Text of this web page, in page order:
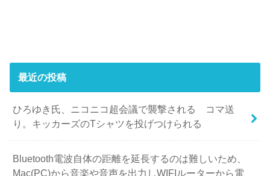
最近の投稿
ひろゆき氏、ニコニコ超会議で襲撃される コマ送
り。キッカーズのTシャツを投げつけられる
Bluetooth電波自体の距離を延長するのは難しいため、
Mac(PC)から音楽や音声を出力しWIFIルーターから電